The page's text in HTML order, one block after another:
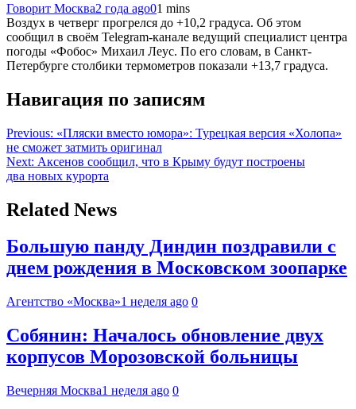
Говорит Москва2 года ago01 mins
Воздух в четверг прогрелся до +10,2 градуса. Об этом
сообщил в своём Telegram-канале ведущий специалист центра
погоды «Фобос» Михаил Леус. По его словам, в Санкт-
Петербурге столбики термометров показали +13,7 градуса.
Навигация по записям
Previous: «Пляски вместо юмора»: Турецкая версия «Холопа»
не сможет затмить оригинал
Next: Аксенов сообщил, что в Крыму будут построены
два новых курорта
Related News
Большую панду Диндин поздравили с
днем рождения в Московском зоопарке
Агентство «Москва»1 неделя ago 0
Собянин: Началось обновление двух
корпусов Морозовской больницы
Вечерняя Москва1 неделя ago 0